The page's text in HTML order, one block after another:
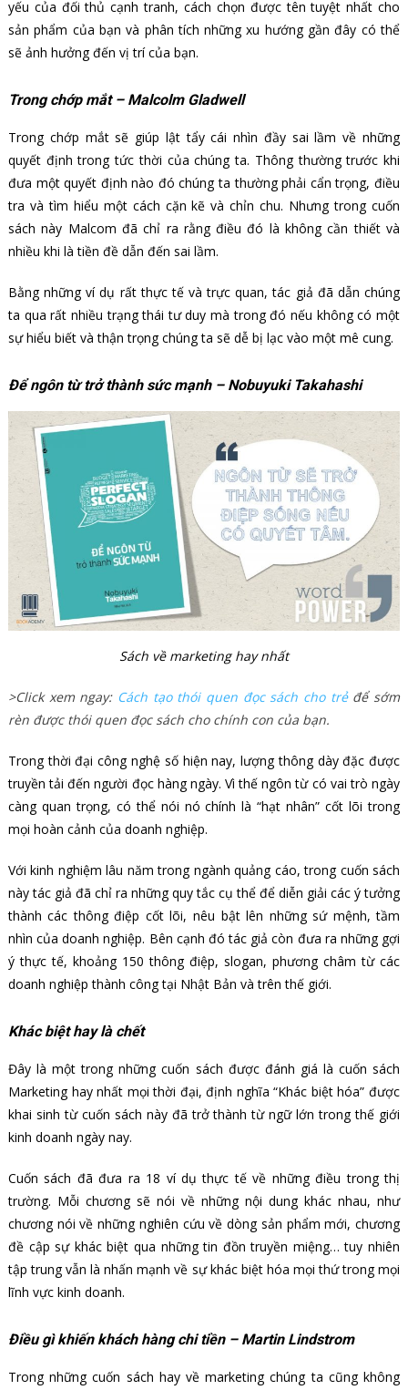
yếu của đối thủ cạnh tranh, cách chọn được tên tuyệt nhất cho
sản phẩm của bạn và phân tích những xu hướng gần đây có thể
sẽ ảnh hưởng đến vị trí của bạn.
Trong chớp mắt – Malcolm Gladwell
Trong chớp mắt sẽ giúp lật tẩy cái nhìn đầy sai lầm về những
quyết định trong tức thời của chúng ta. Thông thường trước khi
đưa một quyết định nào đó chúng ta thường phải cẩn trọng, điều
tra và tìm hiểu một cách cặn kẽ và chỉn chu. Nhưng trong cuốn
sách này Malcom đã chỉ ra rằng điều đó là không cần thiết và
nhiều khi là tiền đề dẫn đến sai lầm.
Bằng những ví dụ rất thực tế và trực quan, tác giả đã dẫn chúng
ta qua rất nhiều trạng thái tư duy mà trong đó nếu không có một
sự hiểu biết và thận trọng chúng ta sẽ dễ bị lạc vào một mê cung.
Để ngôn từ trở thành sức mạnh – Nobuyuki Takahashi
Sách về marketing hay nhất
>Click xem ngay: Cách tạo thói quen đọc sách cho trẻđể sớm
rèn được thói quen đọc sách cho chính con của bạn.
Trong thời đại công nghệ số hiện nay, lượng thông dày đặc được
truyền tải đến người đọc hàng ngày. Vì thế ngôn từ có vai trò ngày
càng quan trọng, có thể nói nó chính là “hạt nhân” cốt lõi trong
mọi hoàn cảnh của doanh nghiệp.
Với kinh nghiệm lâu năm trong ngành quảng cáo, trong cuốn sách
này tác giả đã chỉ ra những quy tắc cụ thể để diễn giải các ý tưởng
thành các thông điệp cốt lõi, nêu bật lên những sứ mệnh, tầm
nhìn của doanh nghiệp. Bên cạnh đó tác giả còn đưa ra những gợi
ý thực tế, khoảng 150 thông điệp, slogan, phương châm từ các
doanh nghiệp thành công tại Nhật Bản và trên thế giới.
Khác biệt hay là chết
Đây là một trong những cuốn sách được đánh giá là cuốn sách
Marketing hay nhất mọi thời đại, định nghĩa “Khác biệt hóa” được
khai sinh từ cuốn sách này đã trở thành từ ngữ lớn trong thế giới
kinh doanh ngày nay.
Cuốn sách đã đưa ra 18 ví dụ thực tế về những điều trong thị
trường. Mỗi chương sẽ nói về những nội dung khác nhau, như
chương nói về những nghiên cứu về dòng sản phẩm mới, chương
đề cập sự khác biệt qua những tin đồn truyền miệng… tuy nhiên
tập trung vẫn là nhấn mạnh về sự khác biệt hóa mọi thứ trong mọi
lĩnh vực kinh doanh.
Điều gì khiến khách hàng chi tiền – Martin Lindstrom
Trong những cuốn sách hay về marketing chúng ta cũng không